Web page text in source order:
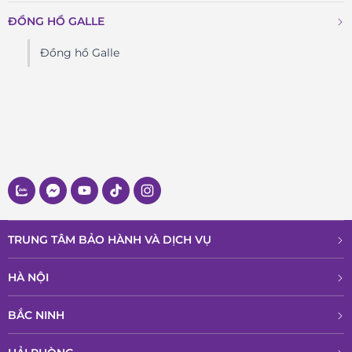
ĐỒNG HỒ GALLE
Đồng hồ Galle
TRUNG TÂM BẢO HÀNH VÀ DỊCH VỤ
HÀ NỘI
BẮC NINH